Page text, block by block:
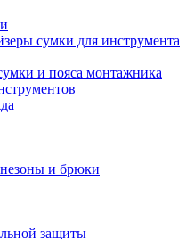
сумки для инструмента
и пояса монтажника
и брюки
защиты